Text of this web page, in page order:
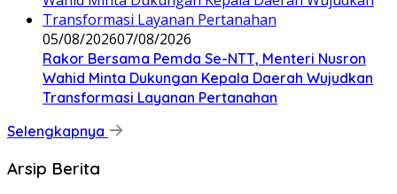
05/08/202607/08/2026
Rakor Bersama Pemda Se-NTT, Menteri Nusron
Wahid Minta Dukungan Kepala Daerah Wujudkan
Transformasi Layanan Pertanahan
Selengkapnya
Arsip Berita